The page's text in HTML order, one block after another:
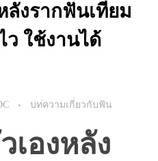
ลังรากฟันเทียม
ใช้งานได้
บทความเกี่ยวกับฟัน
เองหลัง